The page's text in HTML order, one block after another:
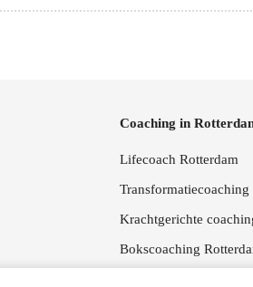
Coaching in
Lifecoach Rotterdam
Transformatiecoaching
Krachtgerichte
Bokscoaching